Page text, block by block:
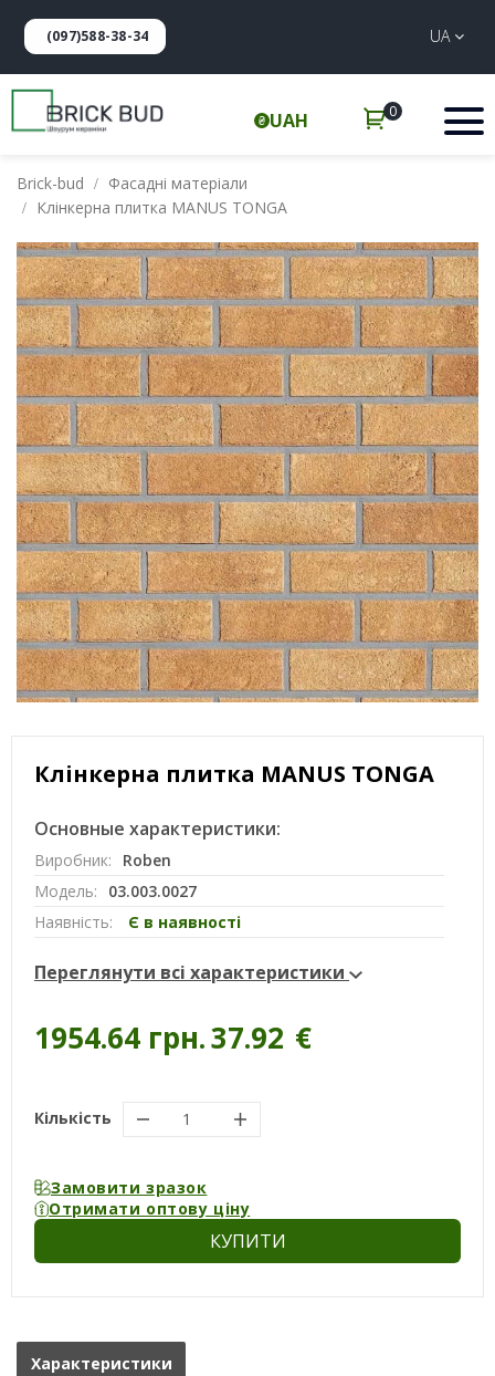
(097)588-38-34 UA
UAH 0
Brick-bud
Фасадні матеріали
Клінкерна плитка MANUS TONGA
Клінкерна плитка MANUS TONGA
Основные характеристики:
Виробник:
Roben
Модель:
03.003.0027
Наявність:
Є в наявності
Переглянути всі характеристики
1954.64 грн.37.92 €
Кількість
Замовити зразок
Отримати оптову ціну
КУПИТИ
Характеристики